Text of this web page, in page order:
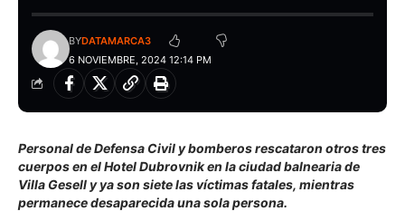
6 NOVIEMBRE, 2024 12:14 PM
BYDATAMARCA3
Personal de Defensa Civil y bomberos rescataron otros tres
cuerpos en el Hotel Dubrovnik en la ciudad balnearia de
Villa Gesell y ya son siete las víctimas fatales, mientras
permanece desaparecida una sola persona.